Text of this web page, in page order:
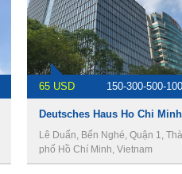
65 USD 150-300-500-
Lê Duẩn, Bến Nghé, Quận 1,
phố Hồ Chí Minh, Vietnam